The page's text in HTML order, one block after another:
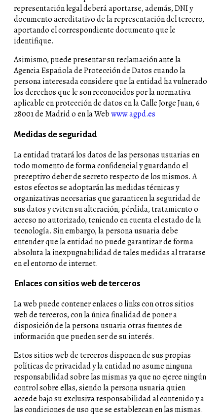
representación legal deberá aportarse, además, DNI y
documento acreditativo de la representación del tercero,
aportando el correspondiente documento que le
identifique.
Asimismo, puede presentar su reclamación ante la
Agencia Española de Protección de Datos cuando la
persona interesada considere que la entidad ha vulnerado
los derechos que le son reconocidos por la normativa
aplicable en protección de datos en la Calle Jorge Juan, 6
28001 de Madrid o en la Webwww.agpd.es
Medidas de seguridad
La entidad tratará los datos de las personas usuarias en
todo momento de forma confidencial y guardando el
preceptivo deber de secreto respecto de los mismos. A
estos efectos se adoptarán las medidas técnicas y
organizativas necesarias que garanticen la seguridad de
sus datos y eviten su alteración, pérdida, tratamiento o
acceso no autorizado, teniendo en cuenta el estado de la
tecnología. Sin embargo, la persona usuaria debe
entender que la entidad no puede garantizar de forma
absoluta la inexpugnabilidad de tales medidas al tratarse
en el entorno de internet.
Enlaces con sitios web de terceros
La web puede contener enlaces o links con otros sitios
web de terceros, con la única finalidad de poner a
disposición de la persona usuaria otras fuentes de
información que pueden ser de su interés.
Estos sitios web de terceros disponen de sus propias
políticas de privacidad y la entidad no asume ninguna
responsabilidad sobre las mismas ya que no ejerce ningún
control sobre ellas, siendo la persona usuaria quien
accede bajo su exclusiva responsabilidad al contenido y a
las condiciones de uso que se establezcan en las mismas.